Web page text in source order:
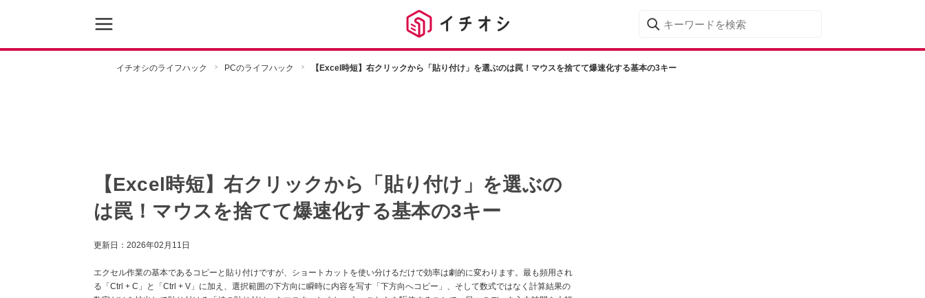
イチオシのライフハック PCのライフハック 【Excel時短】右クリックから「貼り付け」を選ぶのは罠！マウスを捨てて爆速化する基本の3キー
【Excel時短】右クリックから「貼り付け」を選ぶの
は罠！マウスを捨てて爆速化する基本の3キー
更新日： 2026年02月11日
エクセル作業の基本であるコピーと貼り付けですが、ショートカットを使い分けるだけで効率は劇的に変わります。最も頻用され
る「Ctrl + C」と「Ctrl + V」に加え、選択範囲の下方向に瞬時に内容を写す「下方向へコピー」、そして数式ではなく計算結果の